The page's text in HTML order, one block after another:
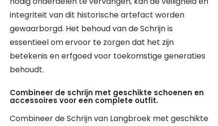
integriteit van dit historische artefact worden
gewaarborgd. Het behoud van de Schrijn is
essentieel om ervoor te zorgen dat het zijn
betekenis en erfgoed voor toekomstige generaties
behoudt.
Combineer de schrijn met geschikte schoenen en
accessoires voor een complete outfit.
Combineer de Schrijn van Langbroek met geschikte